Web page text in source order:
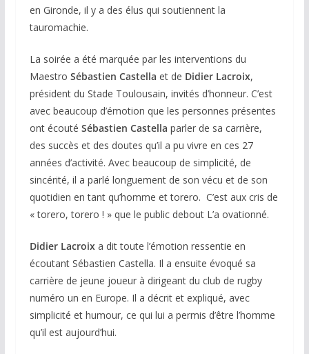
en Gironde, il y a des élus qui soutiennent la
tauromachie.
La soirée a été marquée par les interventions du
Maestro Sébastien Castella et de Didier Lacroix,
président du Stade Toulousain, invités d’honneur. C’est
avec beaucoup d’émotion que les personnes présentes
ont écouté Sébastien Castella parler de sa carrière,
des succès et des doutes qu’il a pu vivre en ces 27
années d’activité. Avec beaucoup de simplicité, de
sincérité, il a parlé longuement de son vécu et de son
quotidien en tant qu’homme et torero. C’est aux cris de
« torero, torero ! » que le public debout L’a ovationné.
Didier Lacroix a dit toute l’émotion ressentie en
écoutant Sébastien Castella. Il a ensuite évoqué sa
carrière de jeune joueur à dirigeant du club de rugby
numéro un en Europe. Il a décrit et expliqué, avec
simplicité et humour, ce qui lui a permis d’être l’homme
qu’il est aujourd’hui.